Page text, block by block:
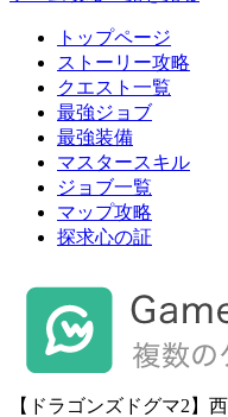
トップページ
ストーリー攻略
クエスト一覧
最強ジョブ
最強装備
マスタースキル
ジョブ一覧
マップ攻略
探求心の証
【ドラゴンズドグマ2】